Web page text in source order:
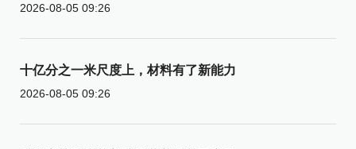
2026-08-05 09:26
十亿分之一米尺度上，材料有了新能力
2026-08-05 09:26